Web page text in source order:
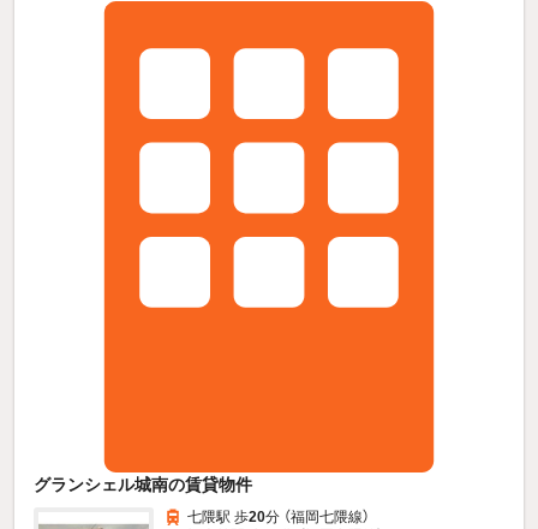
グランシェル城南の賃貸物件
七隈駅 歩20分 （福岡七隈線）